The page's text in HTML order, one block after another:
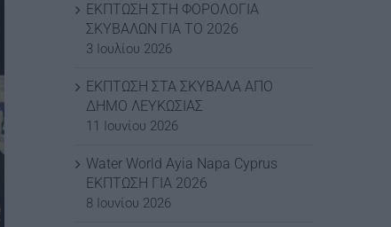
ΕΚΠΤΩΣΗ ΣΤΗ ΦΟΡΟΛΟΓΙΑ
ΣΚΥΒΑΛΩΝ ΓΙΑ ΤΟ 2026
3 Ιουλίου 2026
ΕΚΠΤΩΣΗ ΣΤΑ ΣΚΥΒΑΛΑ ΑΠΟ
ΔΗΜΟ ΛΕΥΚΩΣΙΑΣ
11 Ιουνίου 2026
Water World Ayia Napa Cyprus
ΕΚΠΤΩΣΗ ΓΙΑ 2026
8 Ιουνίου 2026